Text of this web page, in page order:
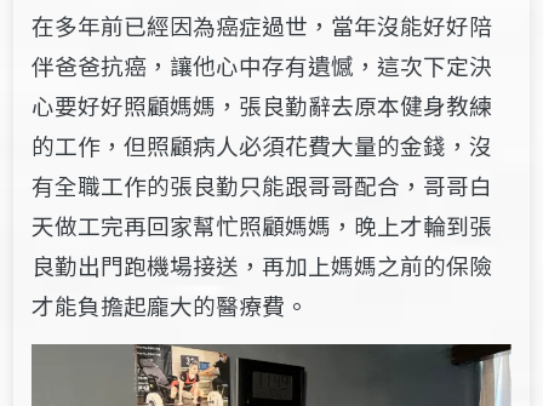
在多年前已經因為癌症過世，當年沒能好好陪
伴爸爸抗癌，讓他心中存有遺憾，這次下定決
心要好好照顧媽媽，張良勤辭去原本健身教練
的工作，但照顧病人必須花費大量的金錢，沒
有全職工作的張良勤只能跟哥哥配合，哥哥白
天做工完再回家幫忙照顧媽媽，晚上才輪到張
良勤出門跑機場接送，再加上媽媽之前的保險
才能負擔起龐大的醫療費。